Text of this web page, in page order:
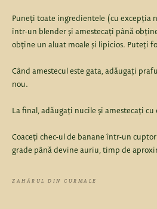
Puneți toate ingredientele (cu excepția
într-un blender și amestecați până
obține un aluat moale și lipicios. Puteți
Când amestecul este gata, adăugați
nou.
La final, adăugați nucile și amestecați cu
Coaceți chec-ul de banane într-un cuptor
grade până devine auriu, timp de
ZAHĂRUL DIN CURMALE